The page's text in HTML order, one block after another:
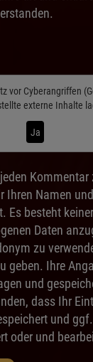
vor Cyberangriffen
externe Inhalte
Ja
Kommentar
Ihren Namen
Es besteht
Daten
zu
geben. Ihre
und
dass Ihr
und
oder und